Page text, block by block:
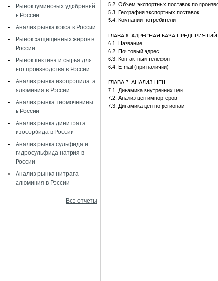
Рынок гуминовых удобрений
в России
Анализ рынка кокса в России
Рынок защищенных жиров в
России
Рынок пектина и сырья для
его производства в России
Анализ рынка изопропилата
алюминия в России
Анализ рынка тиомочевины
в России
Анализ рынка динитрата
изосорбида в России
Анализ рынка сульфида и
гидросульфида натрия в
России
Анализ рынка нитрата
алюминия в России
Все отчеты
5.2. Объем экспортных поставок по
5.3. География экспортных поставок
5.4. Компании-потребители
ГЛАВА 6. АДРЕСНАЯ БАЗА
6.1. Название
6.2. Почтовый адрес
6.3. Контактный телефон
6.4. E-mail (при наличии)
ГЛАВА 7. АНАЛИЗ ЦЕН
7.1. Динамика внутренних цен
7.2. Анализ цен импортеров
7.3. Динамика цен по регионам